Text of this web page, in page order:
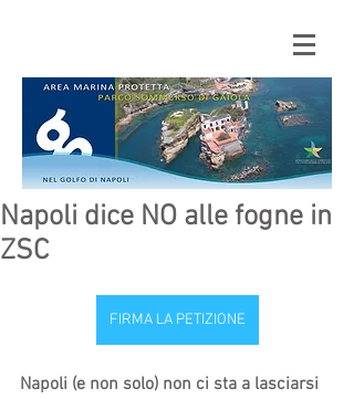
Napoli dice NO alle fogne in
ZSC
FIRMA LA PETIZIONE
Napoli (e non solo) non ci sta a lasciarsi